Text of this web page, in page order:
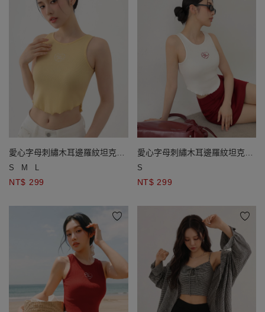
愛心字母刺繡木耳邊羅紋坦克背
心
S M L
NT$ 299
愛心字母刺繡木耳邊羅紋坦克背
心
S
NT$ 299